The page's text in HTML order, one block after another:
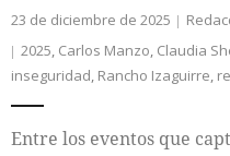
23 de diciembre de 2025
2025, Carlos Manzo, Claudia
inseguridad, Rancho Izaguirre,
Entre los eventos que